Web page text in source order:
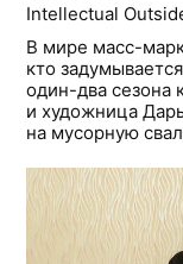
Intellectual
В мире масс-
кто
один-два сезона
и художница
на мусорную